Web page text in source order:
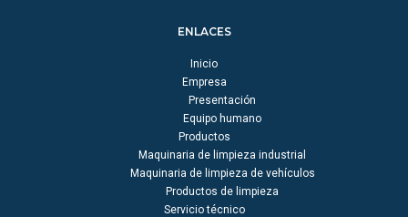
ENLACES
Inicio
Empresa
Presentación
Equipo humano
Productos
Maquinaria de limpieza industrial
Maquinaria de limpieza de vehículos
Productos de limpieza
Servicio técnico